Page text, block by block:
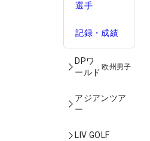
選手
記録・成績
DPワ
ールド
欧州男子
アジアンツア
ー
LIV GOLF